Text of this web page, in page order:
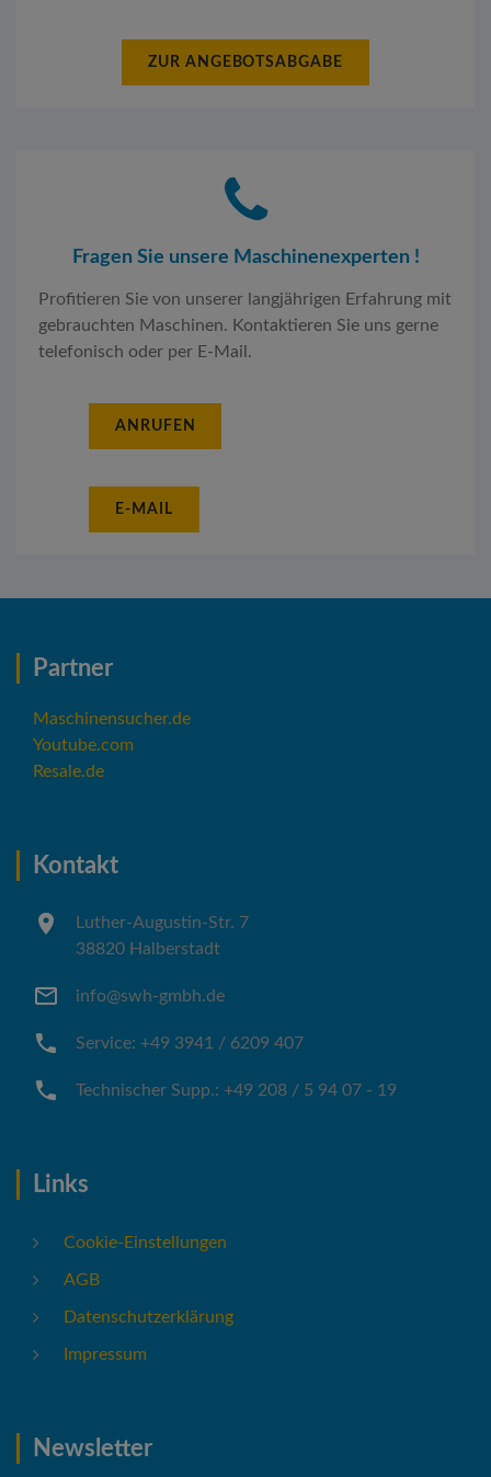
ZUR ANGEBOTSABGABE
Fragen Sie unsere Maschinenexperten !
Profitieren Sie von unserer langjährigen Erfahrung mit
gebrauchten Maschinen. Kontaktieren Sie uns gerne
telefonisch oder per E-Mail.
ANRUFEN
E-MAIL
Partner
Maschinensucher.de
Youtube.com
Resale.de
Kontakt
Luther-Augustin-Str. 7
38820 Halberstadt
info@swh-gmbh.de
Service: +49 3941 / 6209 407
Technischer Supp.: +49 208 / 5 94 07 - 19
Links
Cookie-Einstellungen
AGB
Datenschutzerklärung
Impressum
Newsletter